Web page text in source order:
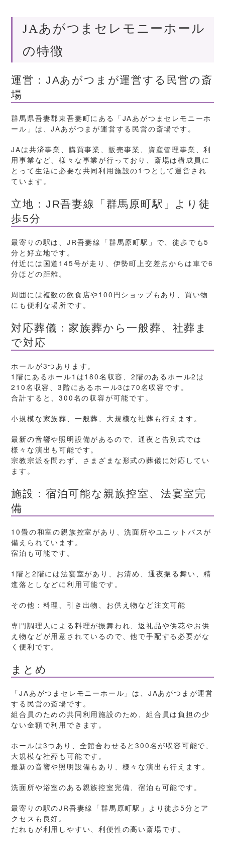
JAあがつまセレモニーホール
の特徴
運営：JAあがつまが運営する民営の斎
場
群馬県吾妻郡東吾妻町にある「JAあがつまセレモニーホ
ール」は、JAあがつまが運営する民営の斎場です。
JAは共済事業、購買事業、販売事業、資産管理事業、利
用事業など、様々な事業が行っており、斎場は構成員に
とって生活に必要な共同利用施設の1つとして運営され
ています。
立地：JR吾妻線「群馬原町駅」より徒
歩5分
最寄りの駅は、JR吾妻線「群馬原町駅」で、徒歩でも5
分と好立地です。
付近には国道145号が走り、伊勢町上交差点からは車で6
分ほどの距離。
周囲には複数の飲食店や100円ショップもあり、買い物
にも便利な場所です。
対応葬儀：家族葬から一般葬、社葬ま
で対応
ホールが3つあります。
1階にあるホール1は180名収容、2階のあるホール2は
210名収容、3階にあるホール3は70名収容です。
合計すると、300名の収容が可能です。
小規模な家族葬、一般葬、大規模な社葬も行えます。
最新の音響や照明設備があるので、通夜と告別式では
様々な演出も可能です。
宗教宗派を問わず、さまざまな形式の葬儀に対応してい
ます。
施設：宿泊可能な親族控室、法宴室完
備
10畳の和室の親族控室があり、洗面所やユニットバスが
備えられています。
宿泊も可能です。
1階と2階には法宴室があり、お清め、通夜振る舞い、精
進落としなどに利用可能です。
その他：料理、引き出物、お供え物など注文可能
専門調理人による料理が振舞われ、返礼品や供花やお供
え物などが用意されているので、他で手配する必要がな
く便利です。
まとめ
「JAあがつまセレモニーホール」は、JAあがつまが運営
する民営の斎場です。
組合員のための共同利用施設のため、組合員は負担の少
ない金額で利用できます。
ホールは3つあり、全館合わせると300名が収容可能で、
大規模な社葬も可能です。
最新の音響や照明設備もあり、様々な演出も行えます。
洗面所や浴室のある親族控室完備、宿泊も可能です。
最寄りの駅のJR吾妻線「群馬原町駅」より徒歩5分とア
クセスも良好。
だれもが利用しやすい、利便性の高い斎場です。